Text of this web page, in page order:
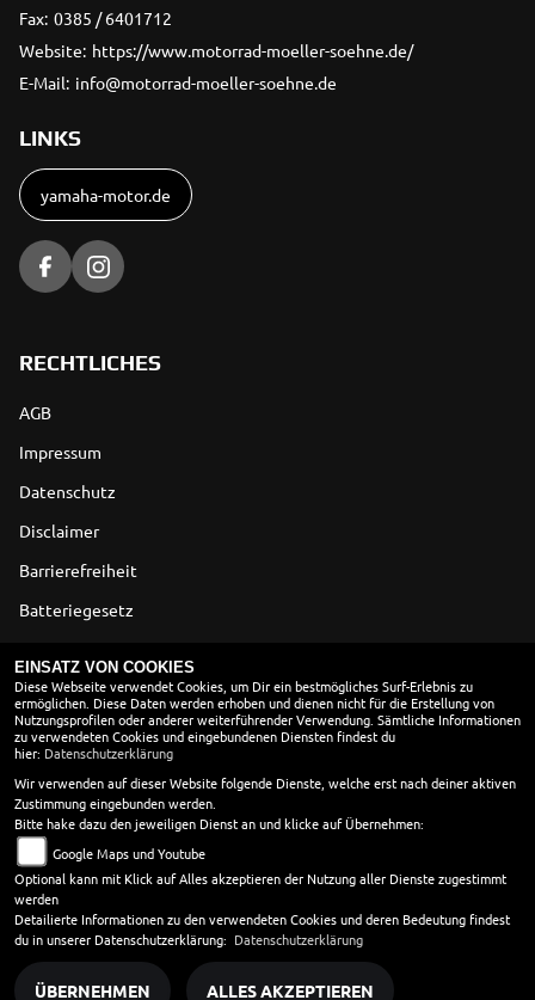
Fax: 0385 / 6401712
Website: https://www.motorrad-moeller-soehne.de/
E-Mail: info@motorrad-moeller-soehne.de
LINKS
yamaha-motor.de
RECHTLICHES
AGB
Impressum
Datenschutz
Disclaimer
Barrierefreiheit
Batteriegesetz
ÖFFNUNGSZEITEN
Montag:
09:00 - 18:00
Dienstag:
09:00 - 18:00
Mittwoch:
09:00 - 18:00
Donnerstag:
09:00 - 18:00
Freitag:
09:00 - 18:00
Samstag:
09:00 - 13:00
Sonntag:
geschlossen
EINSATZ VON COOKIES
Diese Webseite verwendet Cookies, um Dir ein bestmögliches Surf-Erlebnis zu
ermöglichen. Diese Daten werden erhoben und dienen nicht für die Erstellung von
Nutzungsprofilen oder anderer weiterführender Verwendung. Sämtliche Informationen
zu verwendeten Cookies und eingebundenen Diensten findest du
hier: Datenschutzerklärung
Wir verwenden auf dieser Website folgende Dienste, welche erst nach deiner aktiven
Zustimmung eingebunden werden.
Bitte hake dazu den jeweiligen Dienst an und klicke auf Übernehmen:
Google Maps und Youtube
Optional kann mit Klick auf Alles akzeptieren der Nutzung aller Dienste zugestimmt
werden
Detailierte Informationen zu den verwendeten Cookies und deren Bedeutung findest
du in unserer Datenschutzerklärung: Datenschutzerklärung
ÜBERNEHMEN ALLES AKZEPTIEREN